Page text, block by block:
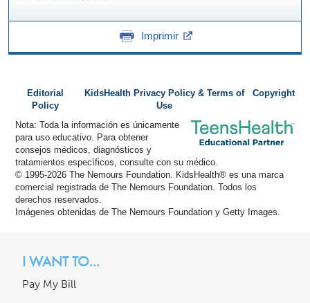
Imprimir
Editorial
Policy
KidsHealth Privacy Policy & Terms of
Use
Copyright
Nota: Toda la información es únicamente
para uso educativo. Para obtener
consejos médicos, diagnósticos y
tratamientos específicos, consulte con su médico.
© 1995-2026 The Nemours Foundation. KidsHealth® es una marca
comercial registrada de The Nemours Foundation. Todos los
derechos reservados.
Imágenes obtenidas de The Nemours Foundation y Getty Images.
I WANT TO...
Pay My Bill